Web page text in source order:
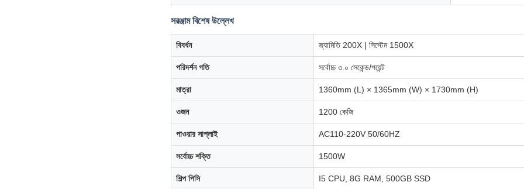
সরঞ্জাম বিশেষ উল্লেখ
বিবর্ধন জ্যামিতি 200X | সিস্টেম 1500X
পরিদর্শন গতি সর্বোচ্চ ৩.০ সেকেন্ড/পয়েন্ট
মাত্রা 1360mm (L) × 1365mm (W) × 1730mm (H)
ওজন 1200 কেজি
পাওয়ার সাপ্লাই AC110-220V 50/60HZ
সর্বোচ্চ শক্তি 1500W
শিল্প পিসি I5 CPU, 8G RAM, 500GB SSD